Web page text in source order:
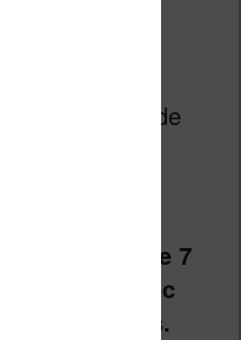
design
les boutons
le côté de
bonne tenue de
avec la
écran de 7
HD avec
x 1264 pixels.